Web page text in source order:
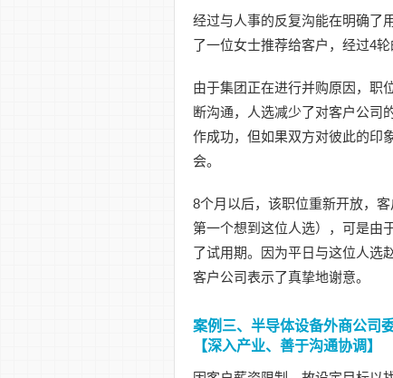
经过与人事的反复沟能在明确了
了一位女士推荐给客户，经过4
由于集团正在进行并购原因，职
断沟通，人选减少了对客户公司
作成功，但如果双方对彼此的印
会。
8个月以后，该职位重新开放，
第一个想到这位人选），可是由
了试用期。因为平日与这位人选
客户公司表示了真挚地谢意。
案例三、半导体设备外商公司
【深入产业、善于沟通协调】